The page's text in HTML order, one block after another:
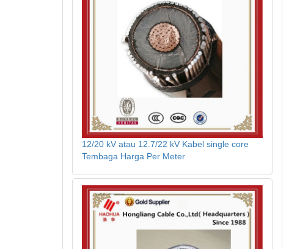
12/20 kV atau 12.7/22 kV Kabel single core
Tembaga Harga Per Meter